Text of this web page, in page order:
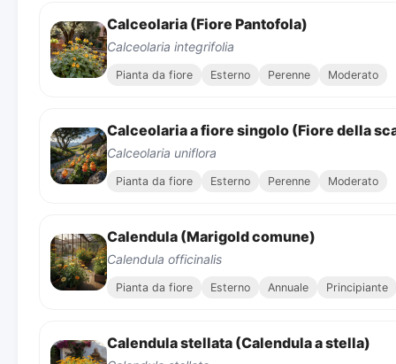
Calceolaria (Fiore Pantofola)
Calceolaria integrifolia
Pianta da fiore Esterno Perenne Moderato
Calceolaria a fiore singolo (Fiore della
Calceolaria uniflora
Pianta da fiore Esterno Perenne Moderato
Calendula (Marigold comune)
Calendula officinalis
Pianta da fiore Esterno Annuale Principiante
Calendula stellata (Calendula a stella)